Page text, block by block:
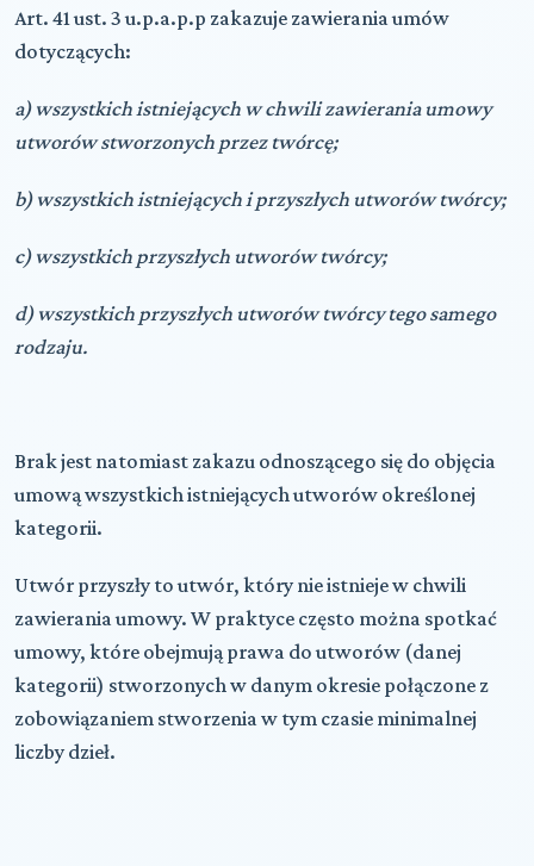
Art. 41 ust. 3 u.p.a.p.p zakazuje zawierania umów
dotyczących:
a) wszystkich istniejących w chwili zawierania umowy
utworów stworzonych przez twórcę;
b) wszystkich istniejących i przyszłych utworów twórcy;
c) wszystkich przyszłych utworów twórcy;
d) wszystkich przyszłych utworów twórcy tego samego
rodzaju.
Brak jest natomiast zakazu odnoszącego się do objęcia
umową wszystkich istniejących utworów określonej
kategorii.
Utwór przyszły to utwór, który nie istnieje w chwili
zawierania umowy. W praktyce często można spotkać
umowy, które obejmują prawa do utworów (danej
kategorii) stworzonych w danym okresie połączone z
zobowiązaniem stworzenia w tym czasie minimalnej
liczby dzieł.